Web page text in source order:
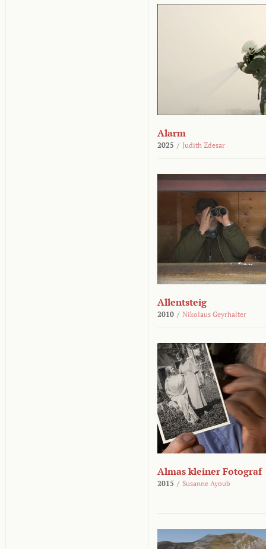
Alarm
2025 / Judith Zdesar
Allentsteig
2010 / Nikolaus Geyrhalter
Almas kleiner Fotograf
2015 / Susanne Ayoub